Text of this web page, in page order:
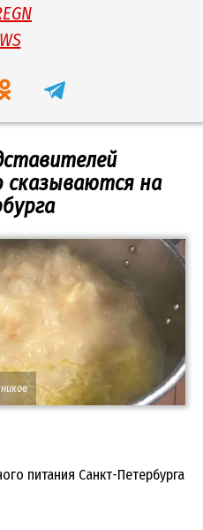
сказываются на
питания Санкт-Петербурга